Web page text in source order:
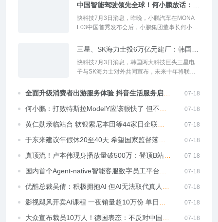
中国智能驾驶领先全球！何小鹏放话：
L4、L5技术会在3-5年内落地
快科技7月3日消息，昨晚，小鹏汽车在MONA
L03中国首秀发布会后，小鹏集团董事长何小鹏
悉，今年6月，联合国正式发布了一项全球自动
三星、SK海力士投6万亿元建厂：韩国总
统向公司掌门人90度鞠躬 本想行跪拜大
礼
快科技7月3日消息，韩国两大科技巨头三星电
子与SK海力士对外共同宣布，未来十年将联手
制造、AI数据中心建设、存储器量产升级等多个
全面升级消费者出游服务体验 抖音生活服务启动
暑期保障专项
07-18
何小鹏：打败特斯拉ModelY应该很快了 但不一
定是中国品牌
07-18
黄仁勋亲临站台 软银索尼本田等44家日企联手
搞AI：力争抗衡中国
07-18
于东来建议年假休20至40天 希望国家监督落地
质量：每周工作40小时 超过就违法
07-18
真顶流！卢本伟现身播放量破500万：登顶B站热
榜第一
07-18
国内首个Agent-native智能客服数字员工平台京
小灵亮相WAIC 重新定义企业数字劳动力
07-18
优酷总裁吴倩：积极拥抱AI 但AI无法取代真人演
员
07-18
影视飓风开卖AI课程 一夜销量超10万份 单日营
收500万
07-18
大众宣布裁员10万人！德国表态：不反对中国车
07-18